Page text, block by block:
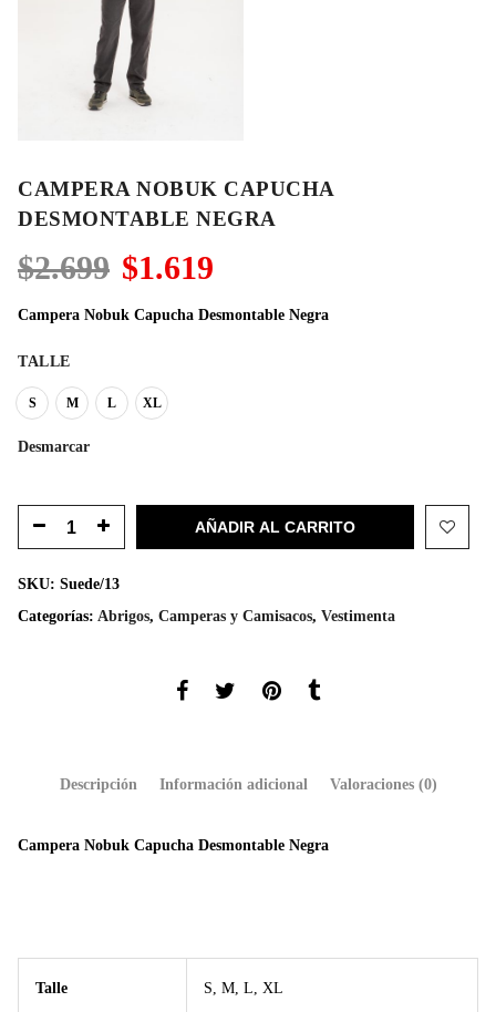
CAMPERA NOBUK CAPUCHA
DESMONTABLE NEGRA
$2.699 El
precio
original
$1.619
actual
Campera Nobuk Capucha Desmontable Negra
TALLE
S M L XL
Desmarcar
AÑADIR AL CARRITO
SKU: Suede/13
Categorías: Abrigos, Camperas y Camisacos, Vestimenta
Descripción Información adicional Valoraciones (0)
Campera Nobuk Capucha Desmontable Negra
Talle S, M, L, XL